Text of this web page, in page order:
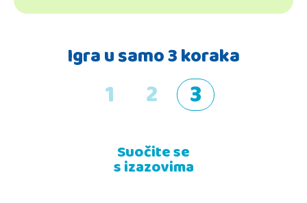
Igra u samo 3 koraka
1 2 3
Složite
svoje likove
Istražujte
bajkoviti svijet
Suočite se
s izazovima